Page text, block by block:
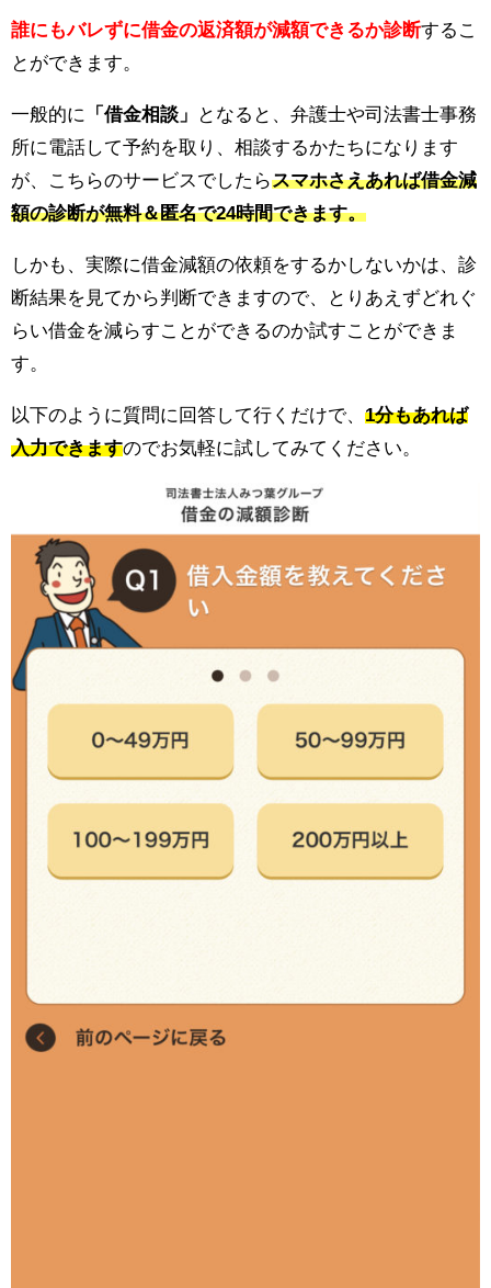
誰にもバレずに借金の返済額が減額できるか診断するこ
とができます。
一般的に 「借金相談」
となると、弁護士や司法書士事務
所に電話して予約を取り、相談するかたちになります
が、こちらのサービスでしたらスマホさえあれば借金減
額の診断が無料＆匿名で24時間できます。
しかも、実際に借金減額の依頼をするかしないかは、診
断結果を見てから判断できますので、とりあえずどれぐ
らい借金を減らすことができるのか試すことができま
す。
以下のように質問に回答して行くだけで、 1分もあれば
入力できますのでお気軽に試してみてください。